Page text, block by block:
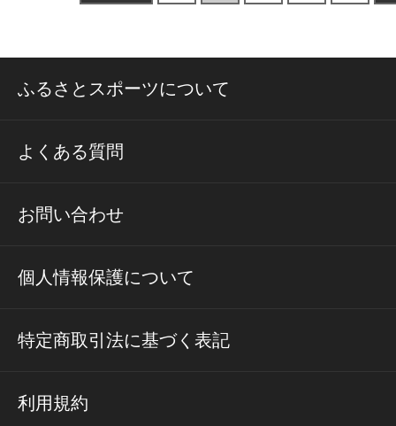
ふるさとスポーツについて
よくある質問
お問い合わせ
個人情報保護について
特定商取引法に基づく表記
利用規約